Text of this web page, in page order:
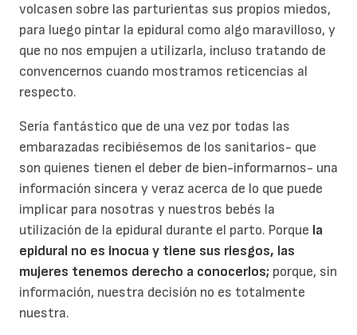
volcasen sobre las parturientas sus propios miedos,
para luego pintar la epidural como algo maravilloso, y
que no nos empujen a utilizarla, incluso tratando de
convencernos cuando mostramos reticencias al
respecto.
Sería fantástico que de una vez por todas las
embarazadas recibiésemos de los sanitarios- que
son quienes tienen el deber de bien-informarnos- una
información sincera y veraz acerca de lo que puede
implicar para nosotras y nuestros bebés la
utilización de la epidural durante el parto. Porque la
epidural no es inocua y tiene sus riesgos, las
mujeres tenemos derecho a conocerlos; porque, sin
información, nuestra decisión no es totalmente
nuestra.